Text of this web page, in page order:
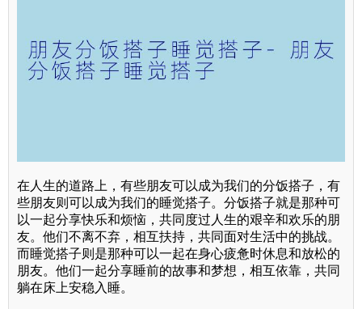
在人生的道路上，有些朋友可以成为我们的分饭搭子，有
些朋友则可以成为我们的睡觉搭子。分饭搭子就是那种可
以一起分享快乐和烦恼，共同度过人生的艰辛和欢乐的朋
友。他们不离不弃，相互扶持，共同面对生活中的挑战。
而睡觉搭子则是那种可以一起在身心疲惫时休息和放松的
朋友。他们一起分享睡前的故事和梦想，相互依靠，共同
躺在床上安稳入睡。